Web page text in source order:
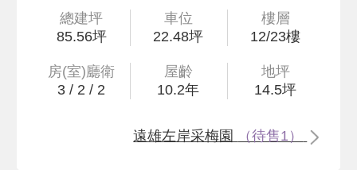
總建坪
85.56坪
車位
22.48坪
樓層
12/23樓
房(室)廳衛
3 / 2 / 2
屋齡
10.2年
地坪
14.5坪
遠雄左岸采梅園 （待售1）